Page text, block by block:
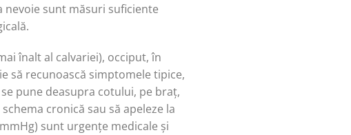
sunt măsuri suficiente
înalt al calvariei), occiput, în
să recunoască simptomele tipice,
pune deasupra cotului, pe braț,
cronică sau să apeleze la
sunt urgențe medicale și